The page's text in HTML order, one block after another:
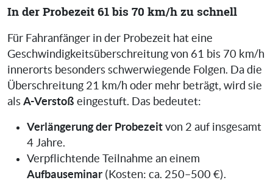
In der Probezeit 61 bis 70 km/h zu schnell
Für Fahranfänger in der Probezeit hat eine
Geschwindigkeitsüberschreitung von 61 bis 70 km/h
innerorts besonders schwerwiegende Folgen. Da die
Überschreitung 21 km/h oder mehr beträgt, wird sie
als A-Verstoß eingestuft. Das bedeutet:
Verlängerung der Probezeit von 2 auf insgesamt
4 Jahre.
Verpflichtende Teilnahme an einem
Aufbauseminar (Kosten: ca. 250–500 €).